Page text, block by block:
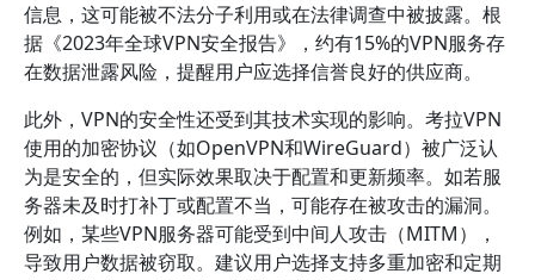
信息，这可能被不法分子利用或在法律调查中被披露。根
据《2023年全球VPN安全报告》，约有15%的VPN服务存
在数据泄露风险，提醒用户应选择信誉良好的供应商。
此外，VPN的安全性还受到其技术实现的影响。考拉VPN
使用的加密协议（如OpenVPN和WireGuard）被广泛认
为是安全的，但实际效果取决于配置和更新频率。如若服
务器未及时打补丁或配置不当，可能存在被攻击的漏洞。
例如，某些VPN服务器可能受到中间人攻击（MITM），
导致用户数据被窃取。建议用户选择支持多重加密和定期